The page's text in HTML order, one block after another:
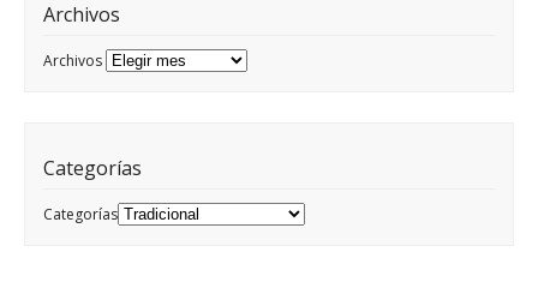
Archivos
Archivos
Categorías
Categorías